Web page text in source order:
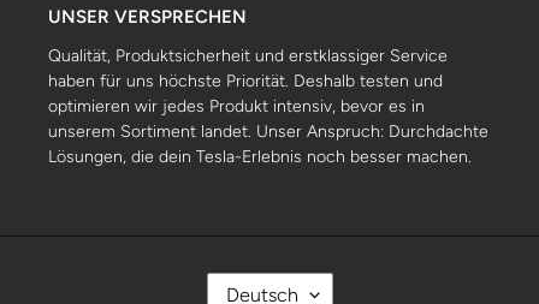
UNSER VERSPRECHEN
Qualität, Produktsicherheit und erstklassiger Service
haben für uns höchste Priorität. Deshalb testen und
optimieren wir jedes Produkt intensiv, bevor es in
unserem Sortiment landet. Unser Anspruch: Durchdachte
Lösungen, die dein Tesla-Erlebnis noch besser machen.
S
Deutsch